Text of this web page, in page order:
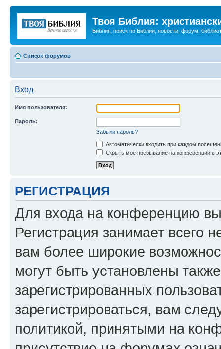
Твоя Библия:
Библия, поиск по Библии, новости, форум,
Список форумов
Вход
Имя пользователя:
Пароль:
Забыли пароль?
Автоматически входить при каждом
Скрыть моё пребывание на конференции в
РЕГИСТРАЦИЯ
Для входа на конференцию
Регистрация занимает всего
вам более широкие
могут быть установлены
зарегистрированных
зарегистрироваться, вам
политикой, принятыми на